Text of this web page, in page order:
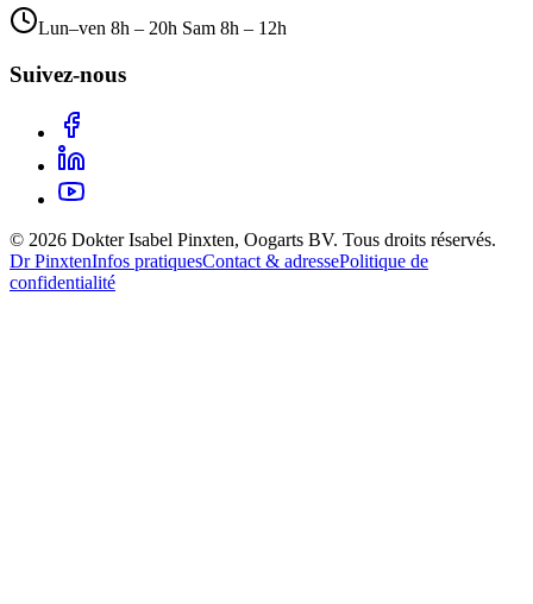
Lun–ven 8h – 20h Sam 8h – 12h
Suivez-nous
© 2026 Dokter Isabel Pinxten, Oogarts BV. Tous droits réservés.
Dr PinxtenInfos pratiquesContact & adressePolitique de
confidentialité